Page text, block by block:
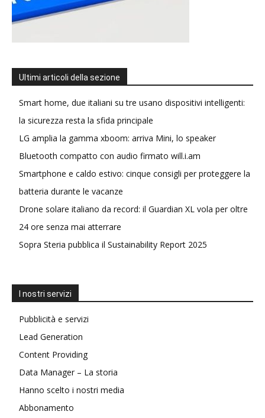
Ultimi articoli della sezione
Smart home, due italiani su tre usano dispositivi intelligenti:
la sicurezza resta la sfida principale
LG amplia la gamma xboom: arriva Mini, lo speaker
Bluetooth compatto con audio firmato will.i.am
Smartphone e caldo estivo: cinque consigli per proteggere la
batteria durante le vacanze
Drone solare italiano da record: il Guardian XL vola per oltre
24 ore senza mai atterrare
Sopra Steria pubblica il Sustainability Report 2025
I nostri servizi
Pubblicità e servizi
Lead Generation
Content Providing
Data Manager – La storia
Hanno scelto i nostri media
Abbonamento